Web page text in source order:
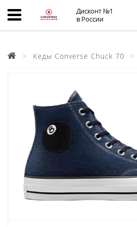
Дисконт №1
в России
Кеды Converse Chuck 70